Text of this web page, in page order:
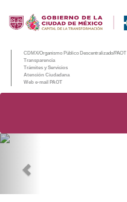
CDMX/Organismo Público Descentralizado/PAOT
Transparencia
Trámites y Servicios
Atención Ciudadana
Web e-mail PAOT